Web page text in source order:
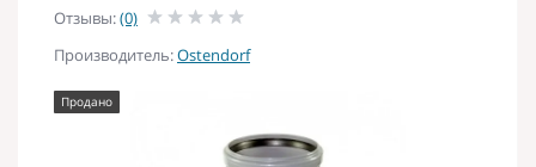
Отзывы:(0)
Производитель:Ostendorf
Продано